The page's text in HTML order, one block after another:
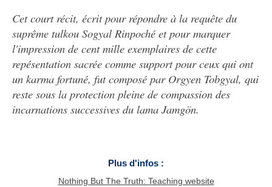
Cet court récit, écrit pour répondre à la requête du
suprême tulkou Sogyal Rinpoché et pour marquer
l'impression de cent mille exemplaires de cette
repésentation sacrée comme support pour ceux qui ont
un karma fortuné, fut composé par Orgyen Tobgyal, qui
reste sous la protection pleine de compassion des
incarnations successives du lama Jamgön.
Plus d'infos :
Nothing But The Truth: Teaching website